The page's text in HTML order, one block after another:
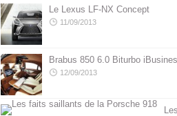
Le Lexus LF-NX Concept
11/09/2013
Brabus 850 6.0 Biturbo
12/09/2013